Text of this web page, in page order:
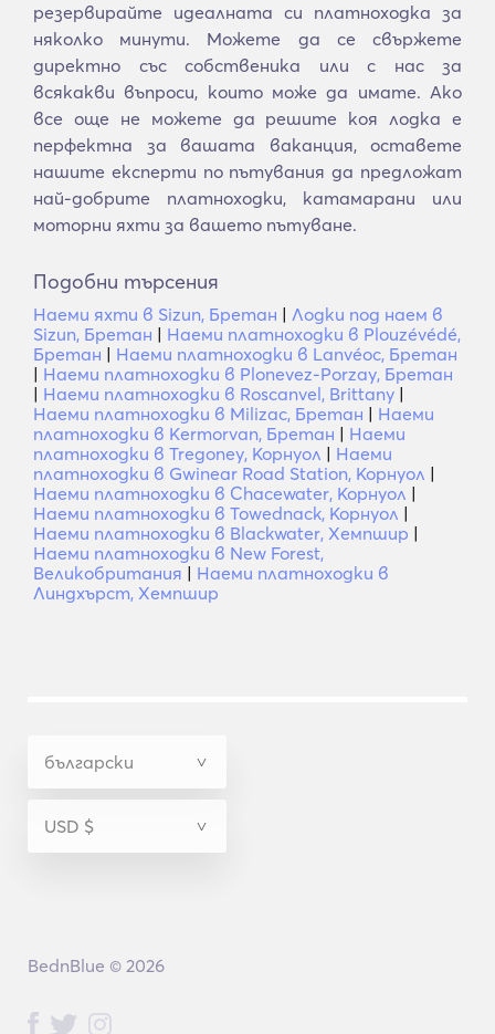
резервирайте идеалната си платноходка за
няколко минути. Можете да се свържете
директно със собственика или с нас за
всякакви въпроси, които може да имате. Ако
все още не можете да решите коя лодка е
перфектна за вашата ваканция, оставете
нашите експерти по пътувания да предложат
най-добрите платноходки, катамарани или
моторни яхти за вашето пътуване.
Подобни търсения
Наеми яхти в Sizun, Бретан | Лодки под наем в
Sizun, Бретан | Наеми платноходки в Plouzévédé,
Бретан | Наеми платноходки в Lanvéoc, Бретан
| Наеми платноходки в Plonevez-Porzay, Бретан
| Наеми платноходки в Roscanvel, Brittany |
Наеми платноходки в Milizac, Бретан | Наеми
платноходки в Kermorvan, Бретан | Наеми
платноходки в Tregoney, Корнуол | Наеми
платноходки в Gwinear Road Station, Корнуол |
Наеми платноходки в Chacewater, Корнуол |
Наеми платноходки в Towednack, Корнуол |
Наеми платноходки в Blackwater, Хемпшир |
Наеми платноходки в New Forest,
Великобритания | Наеми платноходки в
Линдхърст, Хемпшир
BednBlue © 2026